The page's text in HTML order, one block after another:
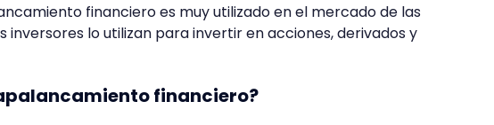
financiero es muy utilizado en el mercado de las
inversores lo utilizan para invertir en acciones, derivados y
financiero?